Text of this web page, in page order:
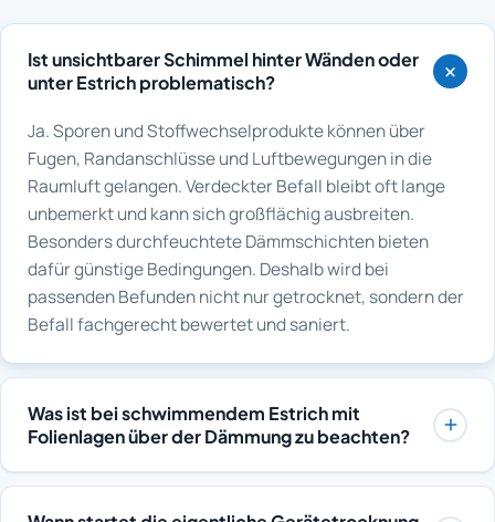
Ist unsichtbarer Schimmel hinter Wänden oder
unter Estrich problematisch?
Ja. Sporen und Stoffwechselprodukte können über
Fugen, Randanschlüsse und Luftbewegungen in die
Raumluft gelangen. Verdeckter Befall bleibt oft lange
unbemerkt und kann sich großflächig ausbreiten.
Besonders durchfeuchtete Dämmschichten bieten
dafür günstige Bedingungen. Deshalb wird bei
passenden Befunden nicht nur getrocknet, sondern der
Befall fachgerecht bewertet und saniert.
Was ist bei schwimmendem Estrich mit
Folienlagen über der Dämmung zu beachten?
Trennfolien und Dampfbremsen können den
Luftaustausch zwischen Estrich und Dämmschicht